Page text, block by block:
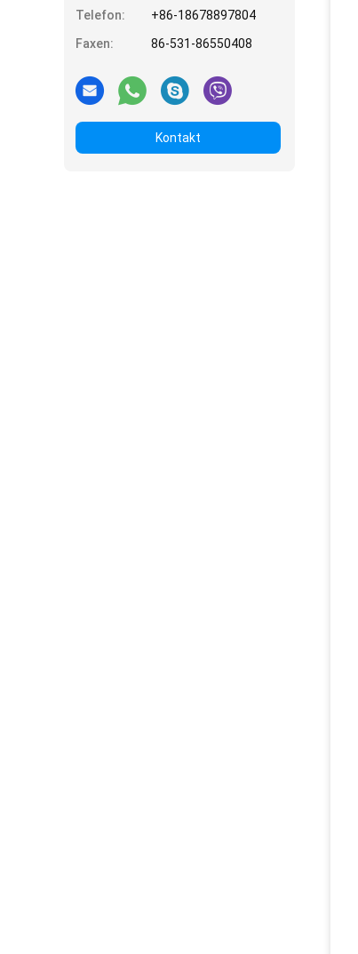
Telefon:
+86-18678897804
Faxen:
86-531-86550408
Kontakt